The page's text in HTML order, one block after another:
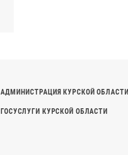
АДМИНИСТРАЦИЯ КУРСКОЙ ОБЛАСТИ
ГОСУСЛУГИ КУРСКОЙ ОБЛАСТИ